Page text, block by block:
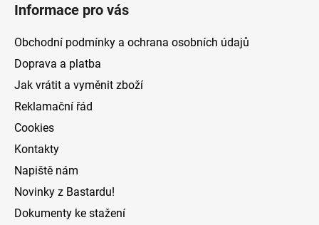
Informace pro vás
Obchodní podmínky a ochrana osobních údajů
Doprava a platba
Jak vrátit a vyměnit zboží
Reklamační řád
Cookies
Kontakty
Napiště nám
Novinky z Bastardu!
Dokumenty ke stažení